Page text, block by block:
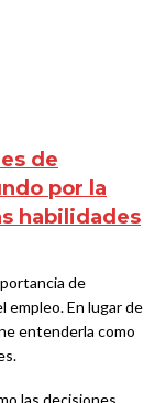
de
por la
habilidades
de
empleo. En lugar de
entenderla como